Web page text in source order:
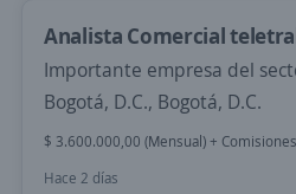
Analista Comercial
Importante empresa del
Bogotá, D.C., Bogotá, D.C.
$ 3.600.000,00 (Mensual) + Comisiones
Hace 2 días